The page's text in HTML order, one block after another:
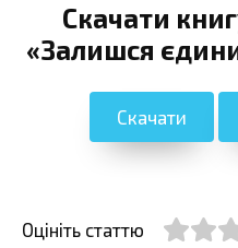
Скачати
«Залишся
Скачати
Оцініть статтю